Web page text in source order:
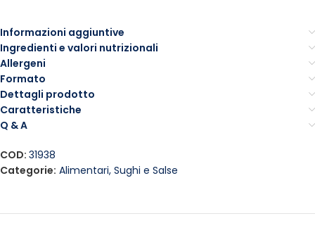
Informazioni aggiuntive
Ingredienti e valori nutrizionali
Allergeni
Formato
Dettagli prodotto
Caratteristiche
Q & A
COD: 31938
Categorie: Alimentari, Sughi e Salse